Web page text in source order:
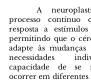
	A neuroplasticidade é um
processo contínuo
resposta a
permitindo que o
adapte às
necessidades
capacidade de se
ocorrer em